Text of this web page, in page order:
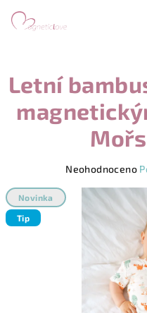
Letní
produktu
je
0,0
Neohodnoceno
Novinka
Tip